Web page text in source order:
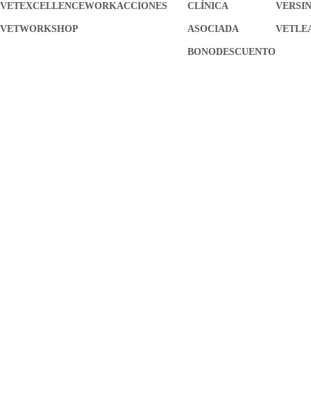
VETEXCELLENCE
VETWORKSHOP
WORKACCIONES CLÍNICA
ASOCIADA
BONODESCUENTO